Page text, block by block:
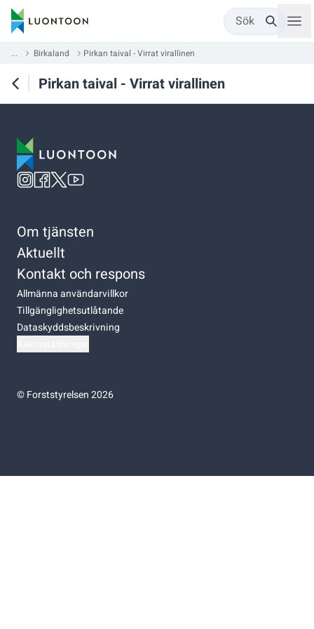
Sök
... Birkaland Pirkan taival - Virrat virallinen
Pirkan taival - Virrat virallinen
Om tjänsten
Aktuellt
Kontakt och respons
Allmänna användarvillkor
Tillgänglighetsutlåtande
Dataskyddsbeskrivning
©Forststyrelsen 2026